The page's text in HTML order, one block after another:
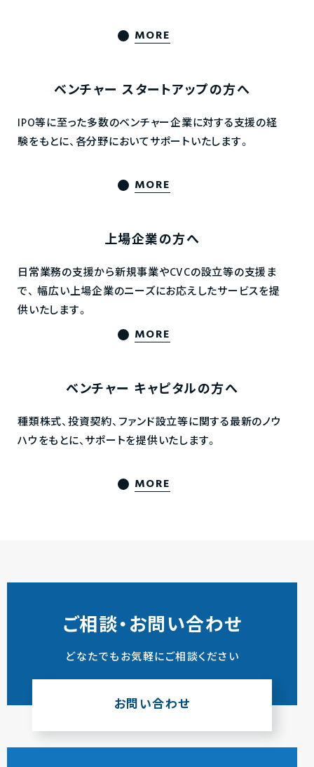
MORE
ベンチャー スタートアップの方へ
IPO等に至った多数のベンチャー企業に対する支援の経
験をもとに、各分野においてサポートいたします。
MORE
上場企業の方へ
日常業務の支援から新規事業やCVCの設立等の支援ま
で、 幅広い上場企業のニーズにお応えしたサービスを提
供いたします。
MORE
ベンチャー キャピタルの方へ
種類株式、投資契約、ファンド設立等に関する最新のノウ
ハウをもとに、サポートを提供いたします。
MORE
ご相談・お問い合わせ
どなたでもお気軽にご相談ください
お問い合わせ